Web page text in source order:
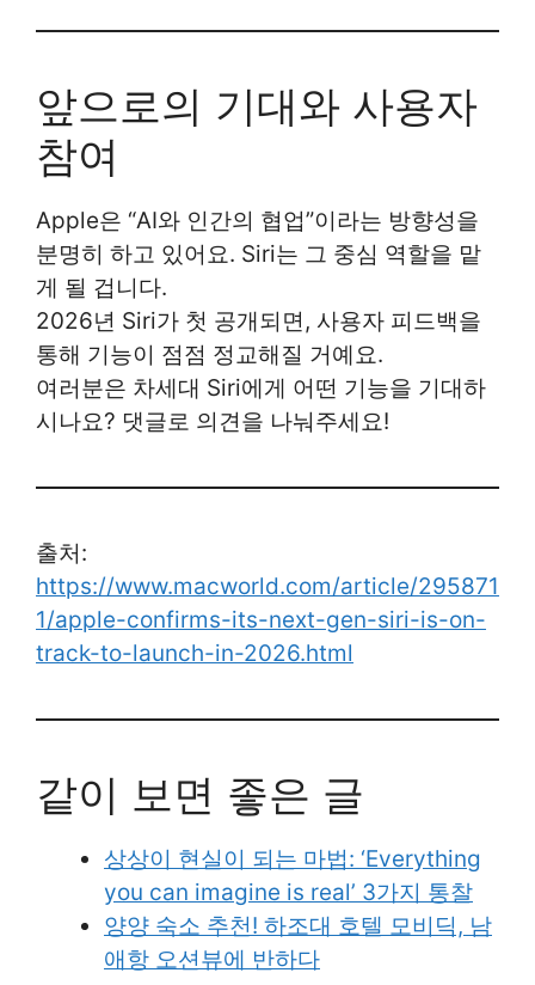
앞으로의 기대와 사용자
참여
Apple은 “AI와 인간의 협업”이라는 방향성을
분명히 하고 있어요. Siri는 그 중심 역할을 맡
게 될 겁니다.
2026년 Siri가 첫 공개되면, 사용자 피드백을
통해 기능이 점점 정교해질 거예요.
여러분은 차세대 Siri에게 어떤 기능을 기대하
시나요? 댓글로 의견을 나눠주세요!
출처:
https://www.macworld.com/article/295871
1/apple-confirms-its-next-gen-siri-is-on-
track-to-launch-in-2026.html
같이 보면 좋은 글
상상이 현실이 되는 마법: ‘Everything
you can imagine is real’ 3가지 통찰
양양 숙소 추천! 하조대 호텔 모비딕, 남
애항 오션뷰에 반하다